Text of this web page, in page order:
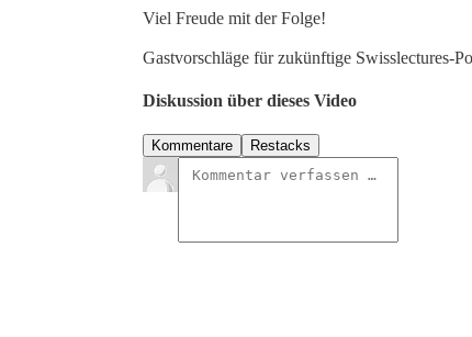
Viel Freude mit der Folge!
Gastvorschläge für zukünftige Swisslectures-
Diskussion über dieses Video
Kommentare Restacks